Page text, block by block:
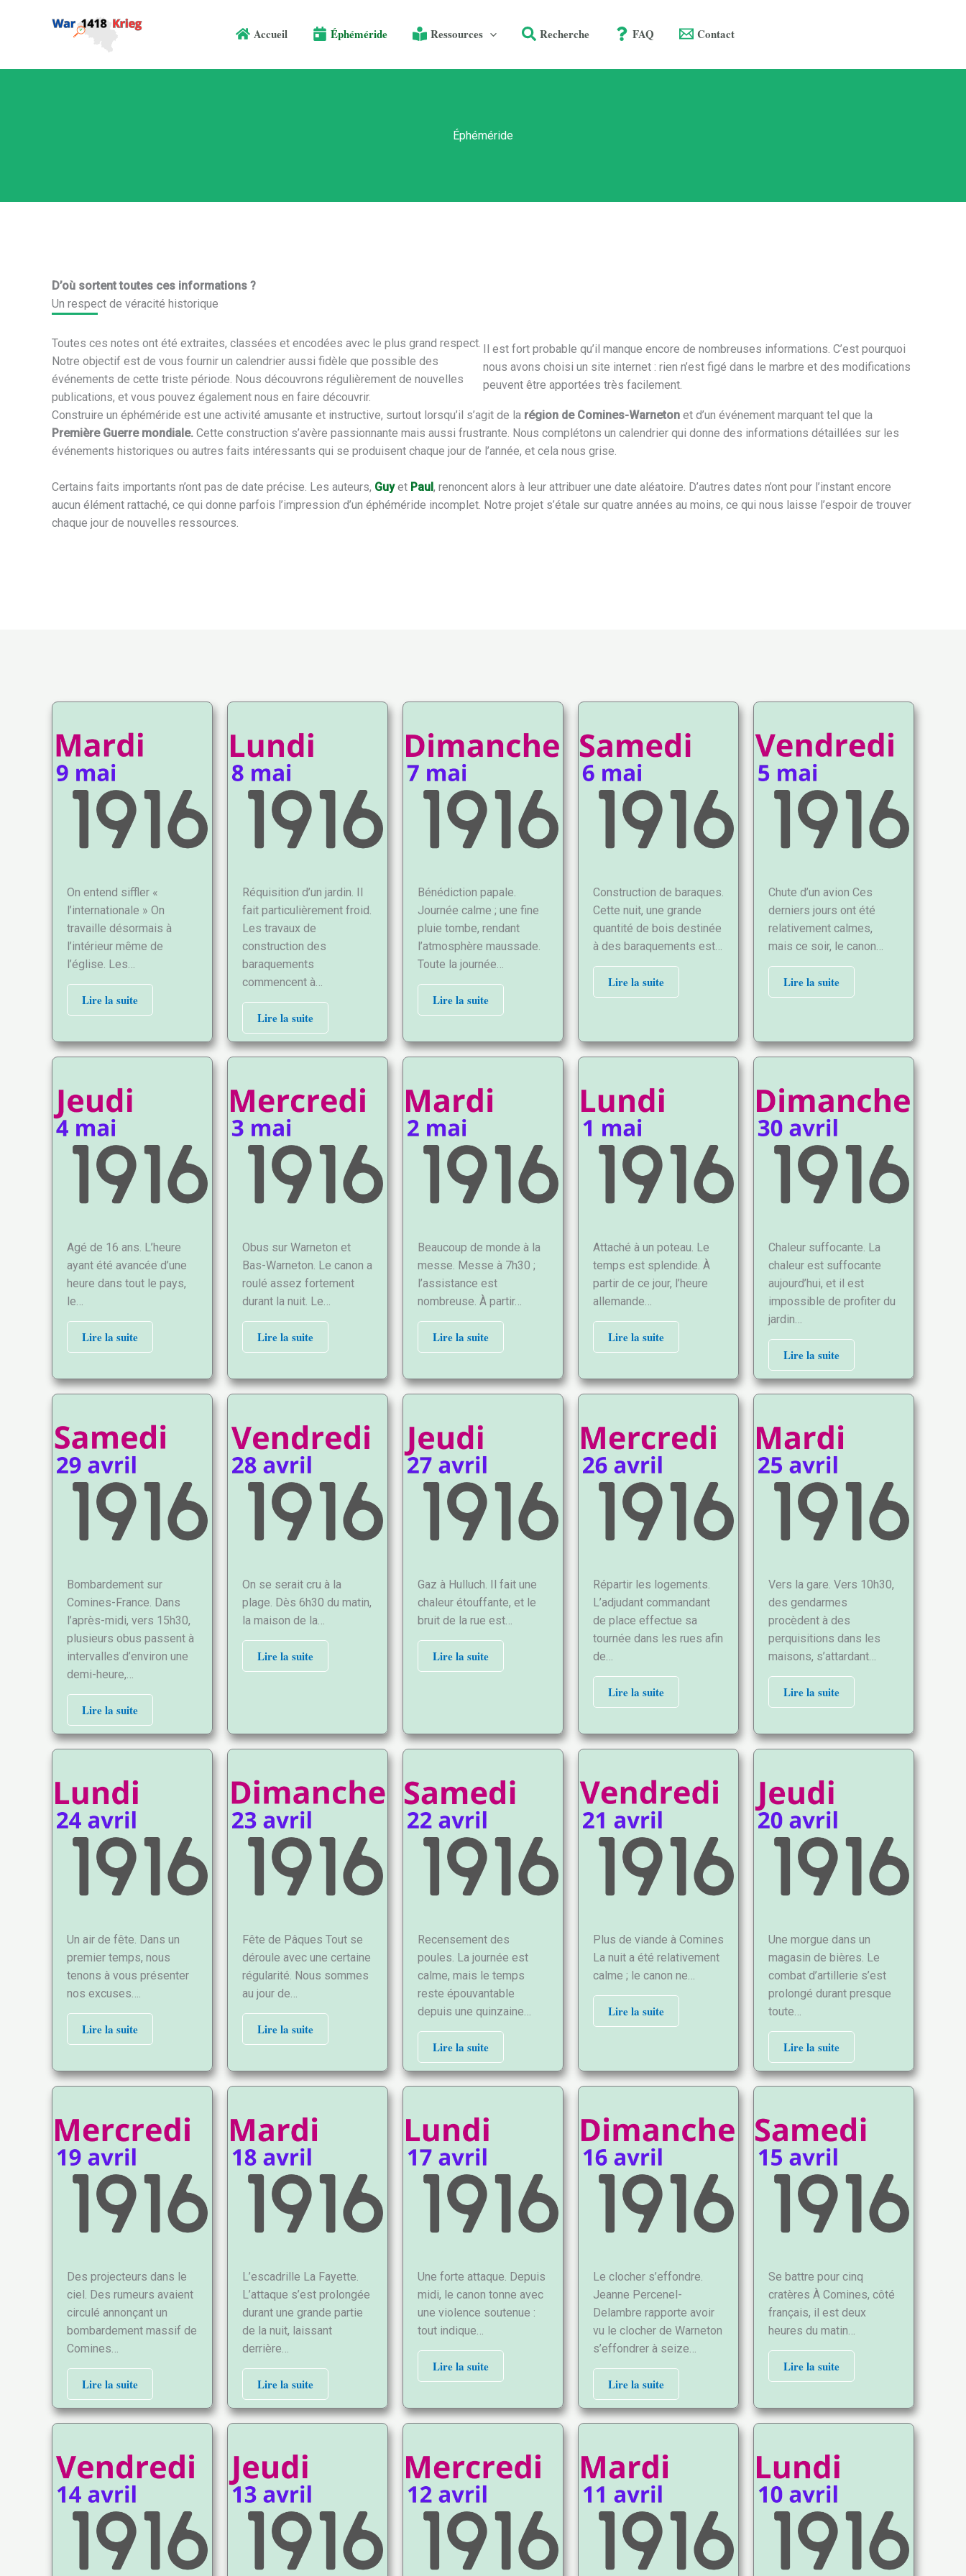
Accueil Éphéméride Ressources Recherche FAQ Contact
Éphéméride
D’où sortent toutes ces informations ?
Un respect de véracité historique
Toutes ces notes ont été extraites, classées et encodées avec le plus grand respect.
Notre objectif est de vous fournir un calendrier aussi fidèle que possible des
événements de cette triste période. Nous découvrons régulièrement de nouvelles
publications, et vous pouvez également nous en faire découvrir.
Il est fort probable qu’il manque encore de nombreuses informations. C’est pourquoi
nous avons choisi un site internet : rien n’est figé dans le marbre et des modifications
peuvent être apportées très facilement.
Construire un éphéméride est une activité amusante et instructive, surtout lorsqu’il s’agit de la région de Comines-Warneton et d’un événement marquant tel que la
Première Guerre mondiale. Cette construction s’avère passionnante mais aussi frustrante. Nous complétons un calendrier qui donne des informations détaillées sur les
événements historiques ou autres faits intéressants qui se produisent chaque jour de l’année, et cela nous grise.
Certains faits importants n’ont pas de date précise. Les auteurs, Guyet Paul, renoncent alors à leur attribuer une date aléatoire. D’autres dates n’ont pour l’instant encore
aucun élément rattaché, ce qui donne parfois l’impression d’un éphéméride incomplet. Notre projet s’étale sur quatre années au moins, ce qui nous laisse l’espoir de trouver
chaque jour de nouvelles ressources.
On entend siffler «
l’internationale » On
travaille désormais à
l’intérieur même de
l’église. Les…
Lire la suite
Réquisition d’un jardin. Il
fait particulièrement froid.
Les travaux de
construction des
baraquements
commencent à…
Lire la suite
Bénédiction papale.
Journée calme ; une fine
pluie tombe, rendant
l’atmosphère maussade.
Toute la journée…
Lire la suite
Construction de baraques.
Cette nuit, une grande
quantité de bois destinée
à des baraquements est…
Lire la suite
Chute d’un avion Ces
derniers jours ont été
relativement calmes,
mais ce soir, le canon…
Lire la suite
Agé de 16 ans. L’heure
ayant été avancée d’une
heure dans tout le pays,
le…
Lire la suite
Obus sur Warneton et
Bas-Warneton. Le canon a
roulé assez fortement
durant la nuit. Le…
Lire la suite
Beaucoup de monde à la
messe. Messe à 7h30 ;
l’assistance est
nombreuse. À partir…
Lire la suite
Attaché à un poteau. Le
temps est splendide. À
partir de ce jour, l’heure
allemande…
Lire la suite
Chaleur suffocante. La
chaleur est suffocante
aujourd’hui, et il est
impossible de profiter du
jardin…
Lire la suite
Bombardement sur
Comines-France. Dans
l’après-midi, vers 15h30,
plusieurs obus passent à
intervalles d’environ une
demi-heure,…
Lire la suite
On se serait cru à la
plage. Dès 6h30 du matin,
la maison de la…
Lire la suite
Gaz à Hulluch. Il fait une
chaleur étouffante, et le
bruit de la rue est…
Lire la suite
Répartir les logements.
L’adjudant commandant
de place effectue sa
tournée dans les rues afin
de…
Lire la suite
Vers la gare. Vers 10h30,
des gendarmes
procèdent à des
perquisitions dans les
maisons, s’attardant…
Lire la suite
Un air de fête. Dans un
premier temps, nous
tenons à vous présenter
nos excuses….
Lire la suite
Fête de Pâques Tout se
déroule avec une certaine
régularité. Nous sommes
au jour de…
Lire la suite
Recensement des
poules. La journée est
calme, mais le temps
reste épouvantable
depuis une quinzaine…
Lire la suite
Plus de viande à Comines
La nuit a été relativement
calme ; le canon ne…
Lire la suite
Une morgue dans un
magasin de bières. Le
combat d’artillerie s’est
prolongé durant presque
toute…
Lire la suite
Des projecteurs dans le
ciel. Des rumeurs avaient
circulé annonçant un
bombardement massif de
Comines…
Lire la suite
L’escadrille La Fayette.
L’attaque s’est prolongée
durant une grande partie
de la nuit, laissant
derrière…
Lire la suite
Une forte attaque. Depuis
midi, le canon tonne avec
une violence soutenue :
tout indique…
Lire la suite
Le clocher s’effondre.
Jeanne Percenel-
Delambre rapporte avoir
vu le clocher de Warneton
s’effondrer à seize…
Lire la suite
Se battre pour cinq
cratères À Comines, côté
français, il est deux
heures du matin…
Lire la suite